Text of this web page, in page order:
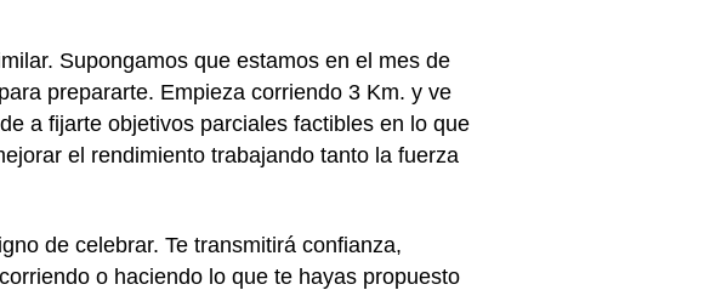
Supongamos que estamos en el mes de
prepararte. Empieza corriendo 3 Km. y ve
a fijarte objetivos parciales factibles en lo que
el rendimiento trabajando tanto la fuerza
de celebrar. Te transmitirá confianza,
o haciendo lo que te hayas propuesto